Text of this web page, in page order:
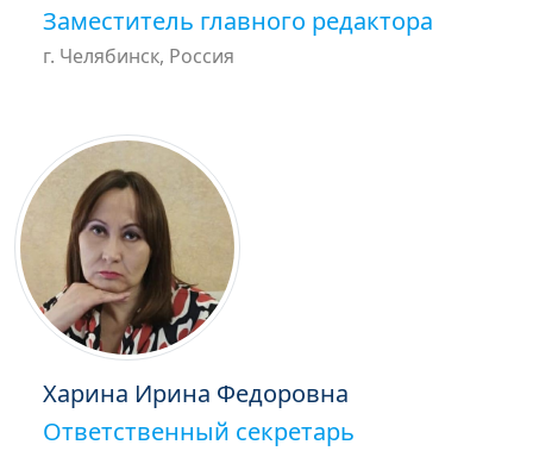
Заместитель главного редактора
г. Челябинск, Россия
Харина Ирина Федоровна
Ответственный секретарь